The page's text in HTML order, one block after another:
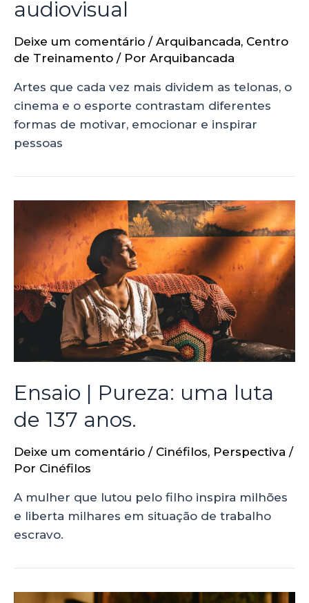
audiovisual
Deixe um comentário / Arquibancada, Centro
de Treinamento / Por Arquibancada
Artes que cada vez mais dividem as telonas, o
cinema e o esporte contrastam diferentes
formas de motivar, emocionar e inspirar
pessoas
Ensaio | Pureza: uma luta
de 137 anos.
Deixe um comentário / Cinéfilos, Perspectiva /
Por Cinéfilos
A mulher que lutou pelo filho inspira milhões
e liberta milhares em situação de trabalho
escravo.